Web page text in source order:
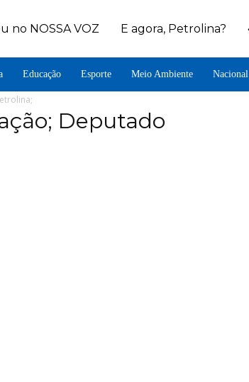
no NOSSA VOZ E agora, Petrolina?
Educação Esporte Meio Ambiente Nacional
Deputado